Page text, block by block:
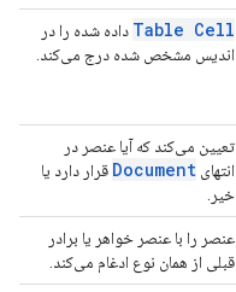
Table Cell داده شده را در
اندیس مشخص شده درج می‌کند.
تعیین می‌کند که آیا عنصر در
انتهای Document قرار دارد یا
خیر.
عنصر را با عنصر خواهر یا برادر
قبلی از همان نوع ادغام می‌کند.